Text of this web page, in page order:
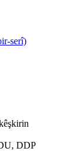
DDP